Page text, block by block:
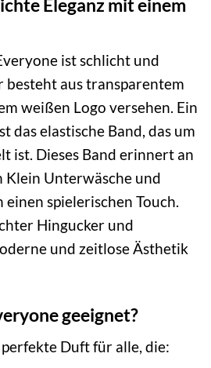
Eleganz mit einem
ist schlicht und
besteht aus transparentem
weißen Logo versehen. Ein
das elastische Band, das um
ist. Dieses Band erinnert an
Klein Unterwäsche und
spielerischen Touch.
Hingucker und
und zeitlose Ästhetik
geeignet?
Duft für alle, die: